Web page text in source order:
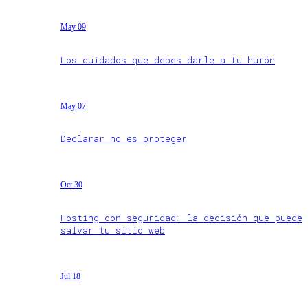
May 09
Los cuidados que debes darle a tu hurón
May 07
Declarar no es proteger
Oct 30
Hosting con seguridad: la decisión que puede
salvar tu sitio web
Jul 18